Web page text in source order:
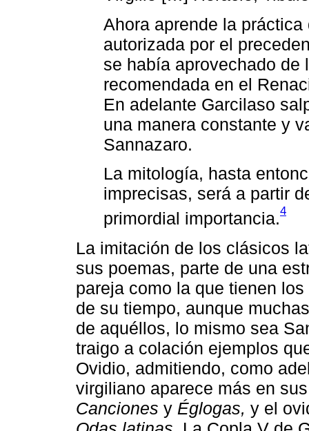
Ahora aprende la
autorizada por el
se había aprovechado de
recomendada en el
En adelante Garcilaso
una manera constante y
Sannazaro.
La mitología, hasta
imprecisas, será a partir
primordial importancia.4
La imitación de los clásicos
sus poemas, parte de una
pareja como la que tienen
de su tiempo, aunque
de aquéllos, lo mismo sea
traigo a colación ejemplos
Ovidio, admitiendo, como
virgiliano aparece más en
Canciones y Églogas, y el